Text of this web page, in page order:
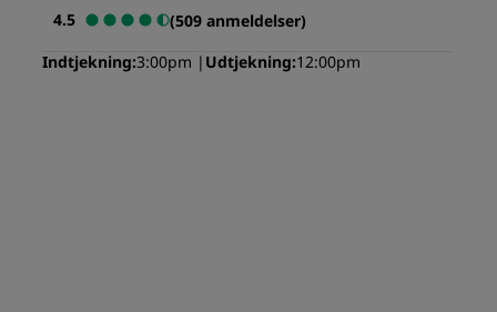
4.5
(509 anmeldelser)
Indtjekning 3:00pm Udtjekning 12:00pm